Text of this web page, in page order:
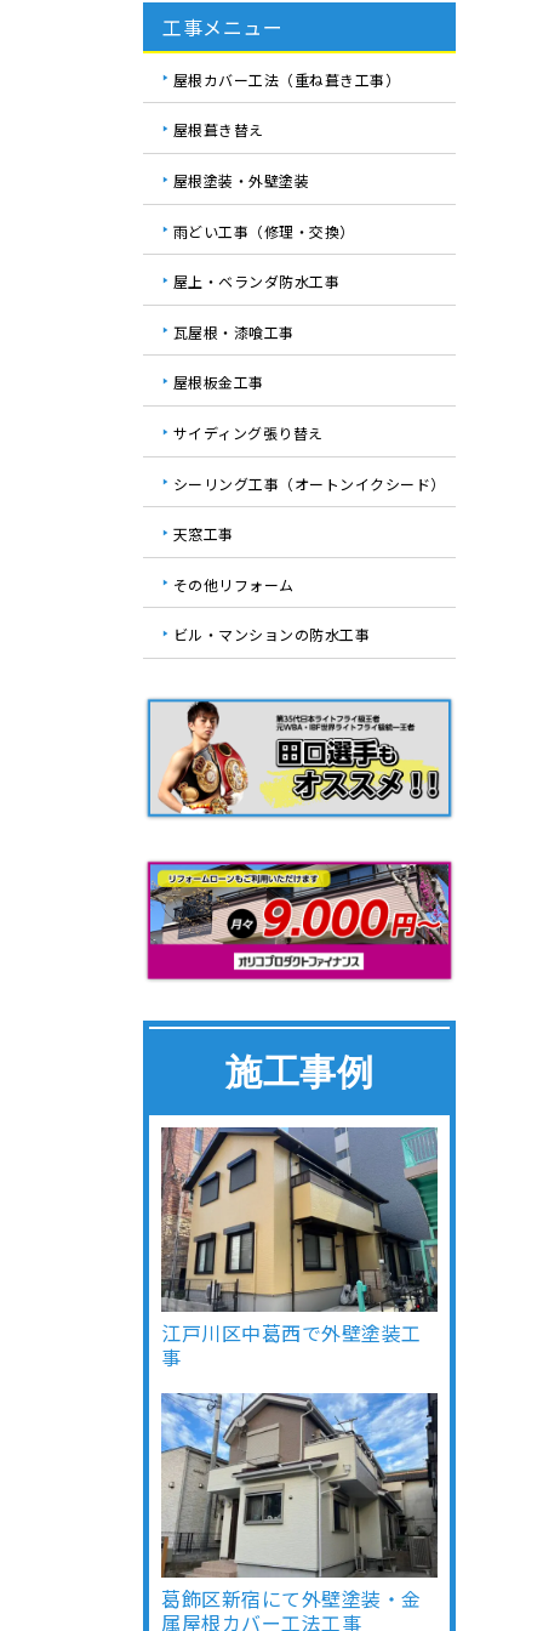
工事メニュー
屋根カバー工法（重ね葺き工事）
屋根葺き替え
屋根塗装・外壁塗装
雨どい工事（修理・交換）
屋上・ベランダ防水工事
瓦屋根・漆喰工事
屋根板金工事
サイディング張り替え
シーリング工事（オートンイクシード）
天窓工事
その他リフォーム
ビル・マンションの防水工事
施工事例
江戸川区中葛西で外壁塗装工
事
葛飾区新宿にて外壁塗装・金
属屋根カバー工法工事